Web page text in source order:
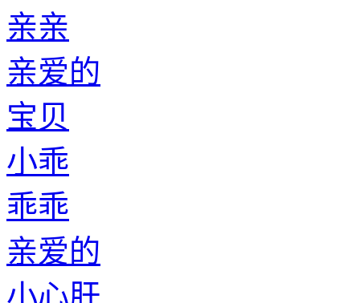
亲亲
亲爱的
宝贝
小乖
乖乖
亲爱的
小心肝